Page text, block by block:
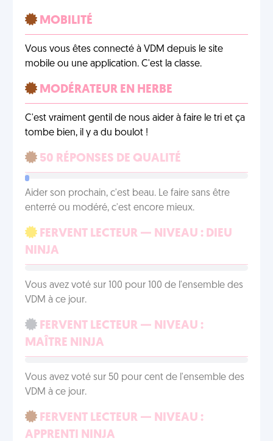
MOBILITÉ
Vous vous êtes connecté à VDM depuis le site
mobile ou une application. C'est la classe.
MODÉRATEUR EN HERBE
C'est vraiment gentil de nous aider à faire le tri et ça
tombe bien, il y a du boulot !
50 RÉPONSES DE QUALITÉ
Aider son prochain, c'est beau. Le faire sans être
enterré ou modéré, c'est encore mieux.
FERVENT LECTEUR — NIVEAU : DIEU
NINJA
Vous avez voté sur 100 pour 100 de l'ensemble des
VDM à ce jour.
FERVENT LECTEUR — NIVEAU :
MAÎTRE NINJA
Vous avez voté sur 50 pour cent de l'ensemble des
VDM à ce jour.
FERVENT LECTEUR — NIVEAU :
APPRENTI NINJA